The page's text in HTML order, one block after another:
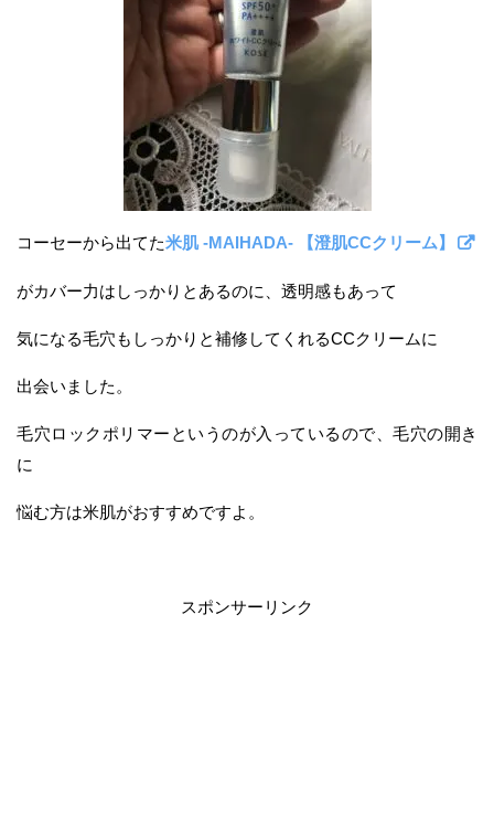
コーセーから出てた米肌 -MAIHADA- 【澄肌CCクリーム】
がカバー力はしっかりとあるのに、透明感もあって
気になる毛穴もしっかりと補修してくれるCCクリームに
出会いました。
毛穴ロックポリマーというのが入っているので、毛穴の開き
に
悩む方は米肌がおすすめですよ。
スポンサーリンク